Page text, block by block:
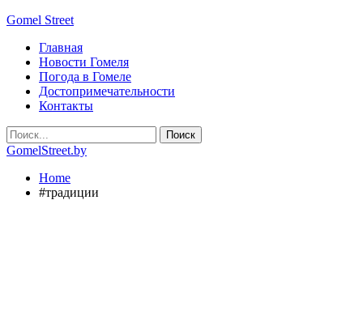
Gomel Street
Главная
Новости Гомеля
Погода в Гомеле
Достопримечательности
Контакты
GomelStreet.by
Home
#традиции